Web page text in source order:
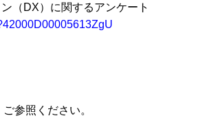
（ DX）に関するアンケート
参照ください。